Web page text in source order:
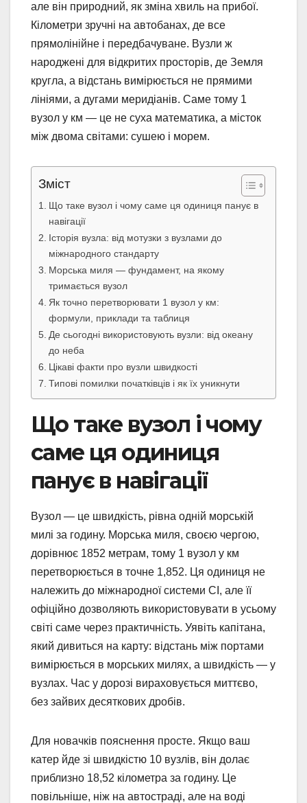
але він природний, як зміна хвиль на прибої.
Кілометри зручні на автобанах, де все
прямолінійне і передбачуване. Вузли ж
народжені для відкритих просторів, де Земля
кругла, а відстань вимірюється не прямими
лініями, а дугами меридіанів. Саме тому 1
вузол у км — це не суха математика, а місток
між двома світами: сушею і морем.
Зміст
Що таке вузол і чому саме ця одиниця панує в
навігації
Історія вузла: від мотузки з вузлами до
міжнародного стандарту
Морська миля — фундамент, на якому
тримається вузол
Як точно перетворювати 1 вузол у км:
формули, приклади та таблиця
Де сьогодні використовують вузли: від океану
до неба
Цікаві факти про вузли швидкості
Типові помилки початківців і як їх уникнути
Що таке вузол і чому
саме ця одиниця
панує в навігації
Вузол — це швидкість, рівна одній морській
милі за годину. Морська миля, своєю чергою,
дорівнює 1852 метрам, тому 1 вузол у км
перетворюється в точне 1,852. Ця одиниця не
належить до міжнародної системи СІ, але її
офіційно дозволяють використовувати в усьому
світі саме через практичність. Уявіть капітана,
який дивиться на карту: відстань між портами
вимірюється в морських милях, а швидкість — у
вузлах. Час у дорозі вираховується миттєво,
без зайвих десяткових дробів.
Для новачків пояснення просте. Якщо ваш
катер йде зі швидкістю 10 вузлів, він долає
приблизно 18,52 кілометра за годину. Це
повільніше, ніж на автостраді, але на воді